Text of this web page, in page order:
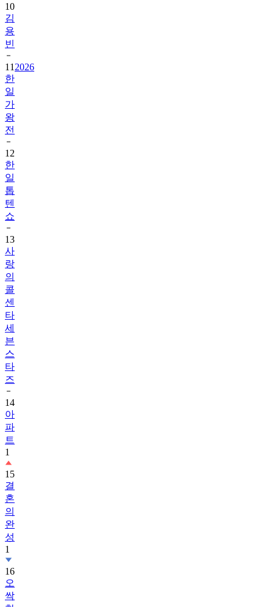
10
김
용
빈
11 2026
한
일
가
왕
전
12
한
일
톱
텐
쇼
13
사
랑
의
콜
센
타
세
븐
스
타
즈
14
아
파
트
1
15
결
혼
의
완
성
1
16
오
싹